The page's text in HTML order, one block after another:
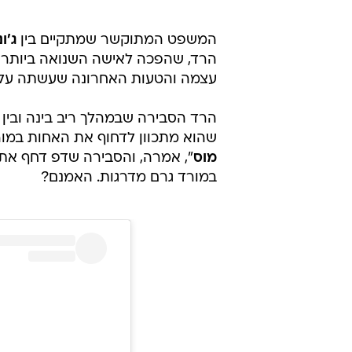
המשפט המתוקשר שמתקיים בין
הרד, שהפכה לאישה השנואה
עצמה והטעות האחרונה שעשתה
הרד הסבירה שבמהלך ריב בינה
שהוא מתכוון לדחוף את האחות
מוס
במורד גרם מדרגות. האמנם?